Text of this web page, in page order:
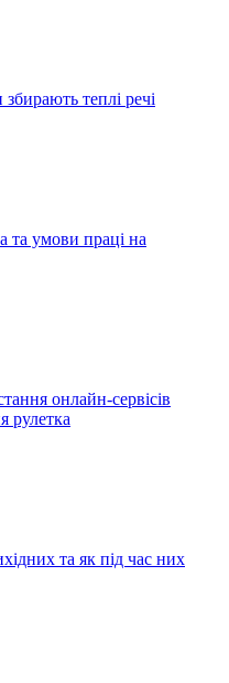
теплі речі
та умови праці на
онлайн-сервісів
рулетка
та як під час них